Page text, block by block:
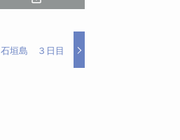
石垣島 ３日目